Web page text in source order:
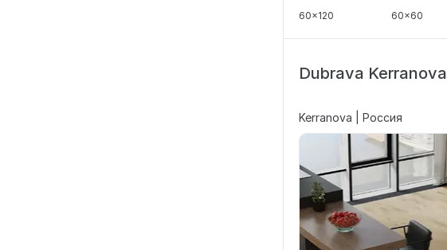
60x120 60x60
Dubrava Kerranova
Kerranova | Россия